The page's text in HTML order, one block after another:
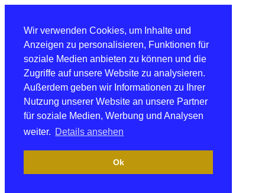
Wir verwenden Cookies, um Inhalte und
Anzeigen zu personalisieren, Funktionen für
soziale Medien anbieten zu können und die
Zugriffe auf unsere Website zu analysieren.
Außerdem geben wir Informationen zu Ihrer
Nutzung unserer Website an unsere Partner
für soziale Medien, Werbung und Analysen
weiter. Details ansehen
Ok